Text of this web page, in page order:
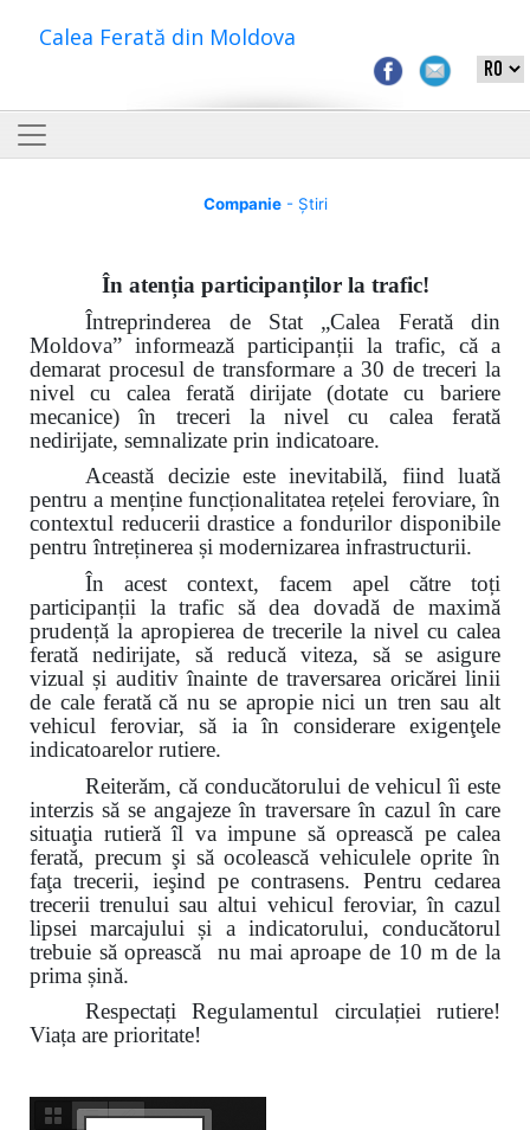
Calea Ferată din Moldova
Companie- Știri
În atenția participanților la trafic!
Întreprinderea de Stat „Calea Ferată din
Moldova” informează participanții la trafic, că a
demarat procesul de transformare a 30 de treceri la
nivel cu calea ferată dirijate (dotate cu bariere
mecanice) în treceri la nivel cu calea ferată
nedirijate, semnalizate prin indicatoare.
Această decizie este inevitabilă, fiind luată
pentru a menține funcționalitatea rețelei feroviare, în
contextul reducerii drastice a fondurilor disponibile
pentru întreținerea și modernizarea infrastructurii.
În acest context, facem apel către toți
participanții la trafic să dea dovadă de maximă
prudență la apropierea de trecerile la nivel cu calea
ferată nedirijate, să reducă viteza, să se asigure
vizual și auditiv înainte de traversarea oricărei linii
de cale ferată că nu se apropie nici un tren sau alt
vehicul feroviar, să ia în considerare exigenţele
indicatoarelor rutiere.
Reiterăm, că conducătorului de vehicul îi este
interzis să se angajeze în traversare în cazul în care
situaţia rutieră îl va impune să oprească pe calea
ferată, precum şi să ocolească vehiculele oprite în
faţa trecerii, ieşind pe contrasens. Pentru cedarea
trecerii trenului sau altui vehicul feroviar, în cazul
lipsei marcajului și a indicatorului, conducătorul
trebuie să oprească nu mai aproape de 10 m de la
prima șină.
Respectați Regulamentul circulației rutiere!
Viața are prioritate!